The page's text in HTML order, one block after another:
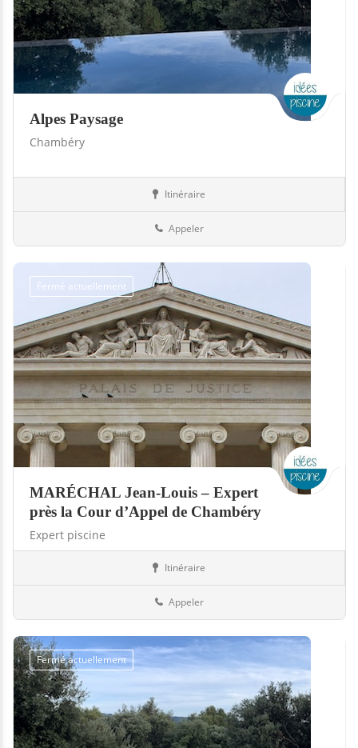
Alpes Paysage
Chambéry
Itinéraire
Appeler
Fermé actuellement
MARÉCHAL Jean-Louis – Expert
près la Cour d’Appel de Chambéry
Expert piscine
Itinéraire
Appeler
Fermé actuellement